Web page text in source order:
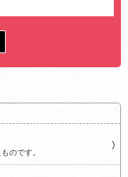
のです。